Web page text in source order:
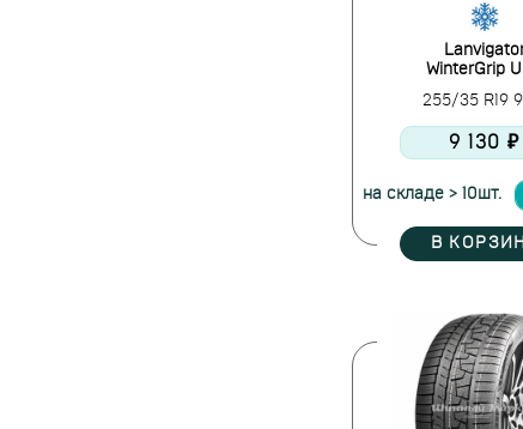
WinterGrip
255/35 R19
9 130 ₽
на складе > 10шт.
В